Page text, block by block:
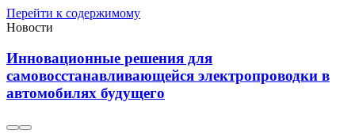
Перейти к содержимому
Новости
Установка виброизоляции под капот для
уменьшения шумов и повышения комфорта в
автомобиле